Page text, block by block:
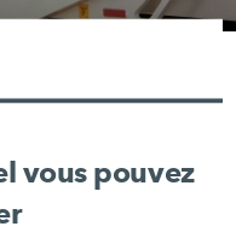
vous pouvez